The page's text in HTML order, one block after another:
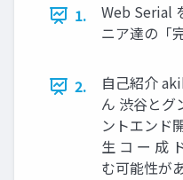
1.
Web Serial
ニア達の「
2.
自己紹介
ん 渋谷とグ
ントエンド
生 コ ー 成
む可能性が